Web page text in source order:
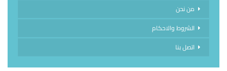
من نحن
الشروط والاحكام
اتصل بنا